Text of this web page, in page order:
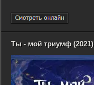
Ты - мой триумф (2021)